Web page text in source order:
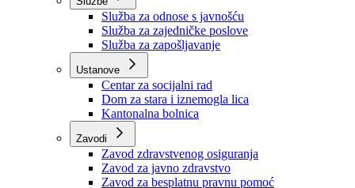
Organizacije
Službe
Služba za odnose s javnošću
Služba za zajedničke poslove
Služba za zapošljavanje
Ustanove
Centar za socijalni rad
Dom za stara i iznemogla lica
Kantonalna bolnica
Zavodi